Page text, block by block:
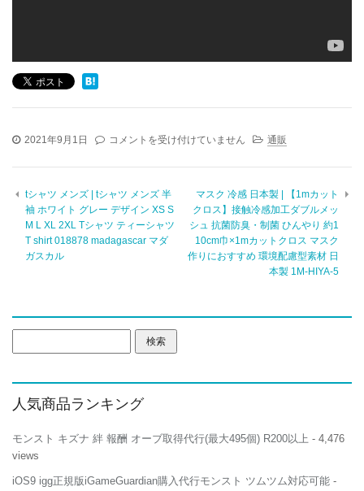
2021年9月1日
マ
カ
ニ
ー
|
MIS
ニ
ー
選
択
可]
は
コメントを受け付けていません 通販
tシャツ メンズ | tシャツ メンズ 半
袖 ホワイト グレー デザイン XS S
M L XL 2XL Tシャツ ティーシャツ
T shirt 018878 madagascar マダ
ガスカル
マスク 冷感 日本製 | 【1mカット
クロス】接触冷感加工ダブルメッ
シュ 抗菌防臭・制菌 ひんやり 約1
10cm巾×1mカットクロス マスク
作りにおすすめ 環境配慮型素材 日
本製 1M-HIYA-5
索:
人気商品ランキング
モンスト キズナ 絆 報酬 オーブ取得代行(最大495個) R200以上 - 4,476
views
iOS9 igg正規版iGameGuardian購入代行モンスト ツムツム対応可能 -